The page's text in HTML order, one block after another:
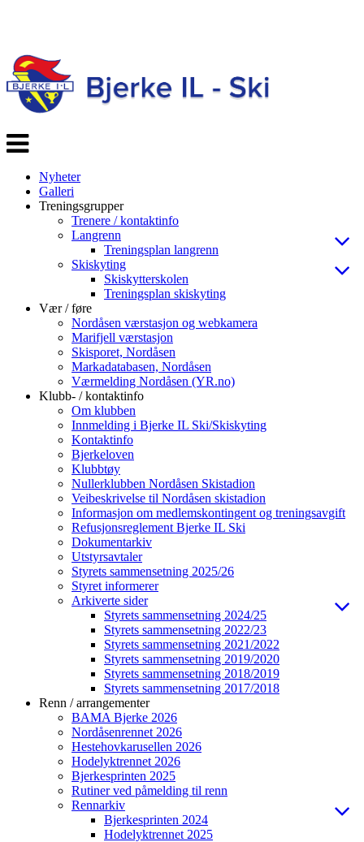
Veksle
navigasjon
Nyheter
Galleri
Treningsgrupper
Trenere / kontaktinfo
Langrenn
Treningsplan langrenn
Skiskyting
Skiskytterskolen
Treningsplan skiskyting
Vær / føre
Nordåsen værstasjon og webkamera
Marifjell værstasjon
Skisporet, Nordåsen
Markadatabasen, Nordåsen
Værmelding Nordåsen (YR.no)
Klubb- / kontaktinfo
Om klubben
Innmelding i Bjerke IL Ski/Skiskyting
Kontaktinfo
Bjerkeloven
Klubbtøy
Nullerklubben Nordåsen Skistadion
Veibeskrivelse til Nordåsen skistadion
Informasjon om medlemskontingent og treningsavgift
Refusjonsreglement Bjerke IL Ski
Dokumentarkiv
Utstyrsavtaler
Styrets sammensetning 2025/26
Styret informerer
Arkiverte sider
Styrets sammensetning 2024/25
Styrets sammensetning 2022/23
Styrets sammensetning 2021/2022
Styrets sammensetning 2019/2020
Styrets sammensetning 2018/2019
Styrets sammensetning 2017/2018
Renn / arrangementer
BAMA Bjerke 2026
Nordåsenrennet 2026
Hestehovkarusellen 2026
Hodelyktrennet 2026
Bjerkesprinten 2025
Rutiner ved påmelding til renn
Rennarkiv
Bjerkesprinten 2024
Hodelyktrennet 2025